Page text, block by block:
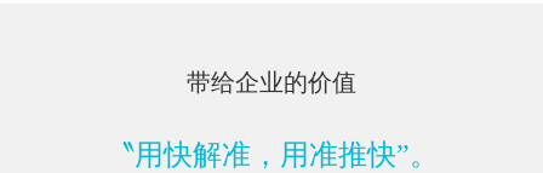
带给企业的价值
〝用快解准，用准推快”。